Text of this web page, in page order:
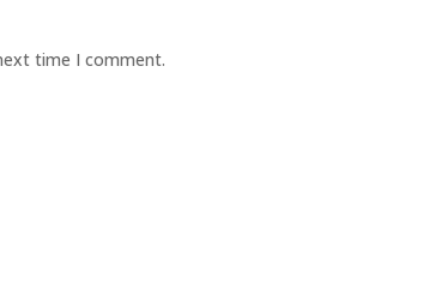
time I comment.